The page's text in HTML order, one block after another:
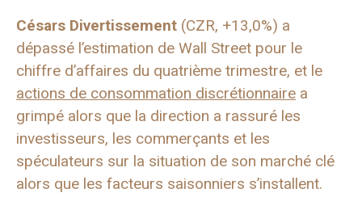
Césars Divertissement (CZR, +13,0%) a
dépassé l’estimation de Wall Street pour le
chiffre d’affaires du quatrième trimestre, et le
actions de consommation discrétionnaire a
grimpé alors que la direction a rassuré les
investisseurs, les commerçants et les
spéculateurs sur la situation de son marché clé
alors que les facteurs saisonniers s’installent.